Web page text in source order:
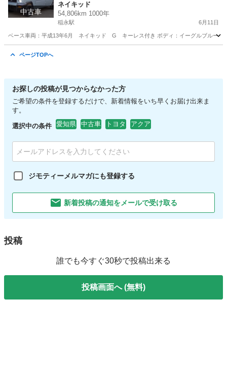
中古車
ネイキッド
54,806km 1000年
稲永駅 6月11日
ベース車両：平成13年6月 ネイキッド G キーレス付き ボディ：イーグルブルーグ
ページTOPへ
お探しの投稿が見つからなかった方
ご希望の条件を登録するだけで、新着情報をいち早くお届け出来ま
す。
選択中の条件 愛知県 中古車 トヨタ アクア
ジモティーメルマガにも登録する
新着投稿の通知をメールで受け取る
投稿
誰でも今すぐ30秒で投稿出来る
投稿画面へ (無料)